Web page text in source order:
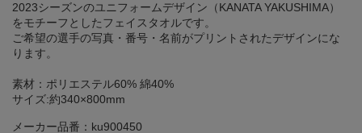
2023シーズンのユニフォームデザイン（KANATA YAKUSHIMA）
をモチーフとしたフェイスタオルです。
ご希望の選手の写真・番号・名前がプリントされたデザインにな
ります。
素材：ポリエステル60% 綿40%
サイズ:約340×800mm
メーカー品番：ku900450